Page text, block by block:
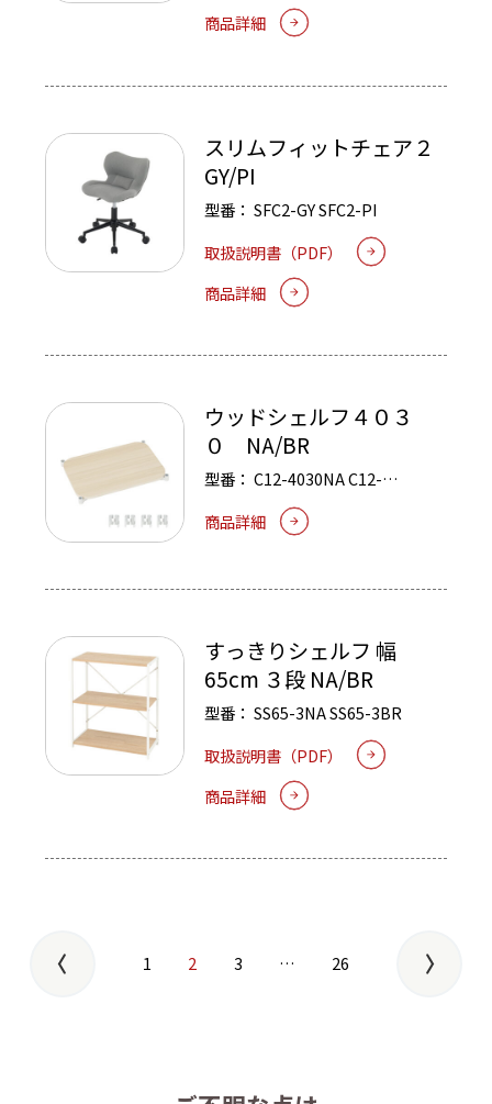
商品詳細
スリムフィットチェア２
GY/PI
型番：SFC2-GYSFC2-PI
取扱説明書（PDF）
商品詳細
ウッドシェルフ４０３
０ NA/BR
型番：C12-4030NAC12-
商品詳細
すっきりシェルフ 幅
65cm ３段 NA/BR
型番：SS65-3NASS65-3BR
取扱説明書（PDF）
商品詳細
1 2 3 … 26